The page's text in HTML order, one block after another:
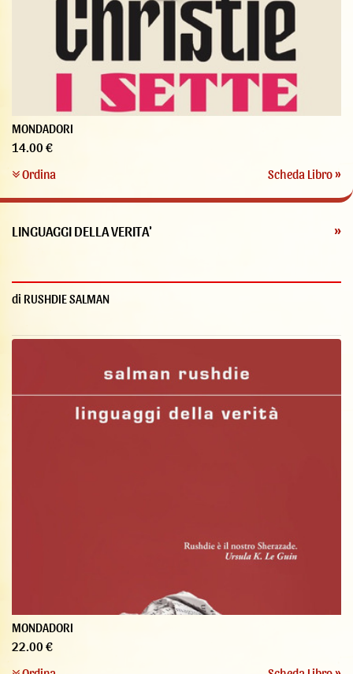
MONDADORI
14.00 €
Ordina
Scheda Libro »
LINGUAGGI DELLA VERITA' »
di RUSHDIE SALMAN
MONDADORI
22.00 €